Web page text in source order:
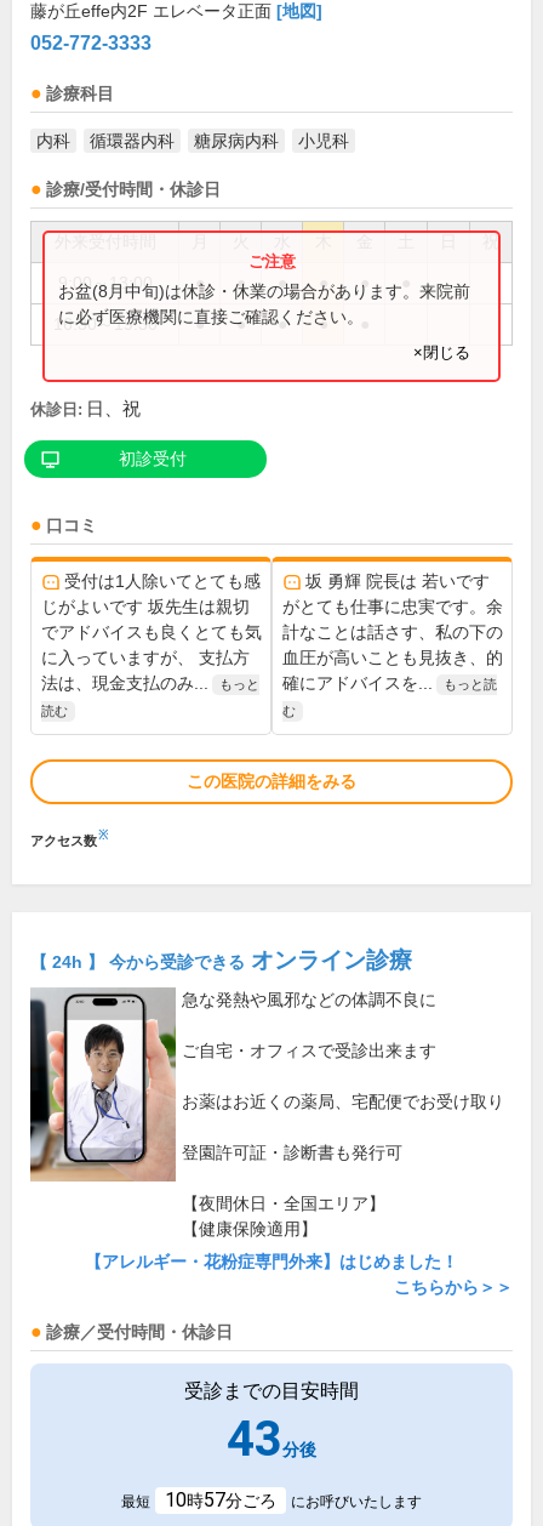
藤が丘effe内2F エレベータ正面 [地図]
052-772-3333
診療科目
内科 循環器内科 糖尿病内科 小児科
診療/受付時間・休診日
祝
9:00～13:00 ● ● ● ● ●
16:30～19:30 ● ● ● ●
お盆(8月中旬)は休診・休業の場合があります。来院前
に必ず医療機関に直接ご確認ください。
×閉じる
休診日: 日、祝
初診受付
口コミ
受付は1人除いてとても感
じがよいです 坂先生は親切
でアドバイスも良くとても気
に入っていますが、 支払方
法は、現金支払のみ...
もっと
読む
坂 勇輝 院長は 若いです
がとても仕事に忠実です。余
計なことは話さす、私の下の
血圧が高いことも見抜き、的
確にアドバイスを...
もっと読
む
この医院の詳細をみる
アクセス数※
【 24h 】 今から受診できる オンライン診療
急な発熱や風邪などの体調不良に
ご自宅・オフィスで受診出来ます
お薬はお近くの薬局、宅配便でお受け取り
登園許可証・診断書も発行可
【夜間休日・全国エリア】
【健康保険適用】
【アレルギー・花粉症専門外来】はじめました！
こちらから＞＞
診療／受付時間・休診日
受診までの目安時間
43分後
最短 10時57分ごろ にお呼びいたします